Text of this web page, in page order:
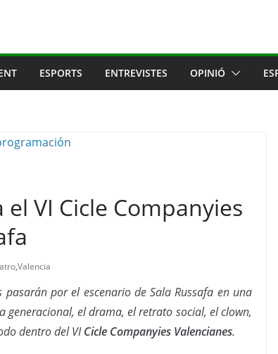
ESPORTS ENTREVISTES OPINIÓ
el VI Cicle Companyies
,Valencia
por el escenario de Sala Russafa en una
generacional, el drama, el retrato social, el clown,
dentro del VICicle Companyies Valencianes.